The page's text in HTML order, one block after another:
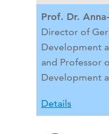
Prof. Dr.
Director of
Development
and Professor
Development
Details